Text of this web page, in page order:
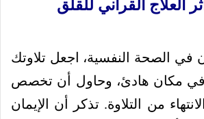
العلاج القرآني للقلق
في الصحة النفسية، اجعل تلاوتك
في مكان هادئ، وحاول أن تخصص
من التلاوة. تذكر أن الإيمان